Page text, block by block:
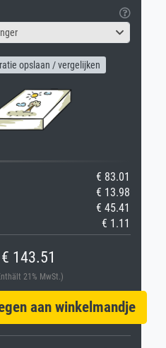
opslaan / vergelijken
€ 83.01
€ 13.98
€ 45.41
€ 1.11
€ 143.51
21% MwSt.)
aan winkelmandje